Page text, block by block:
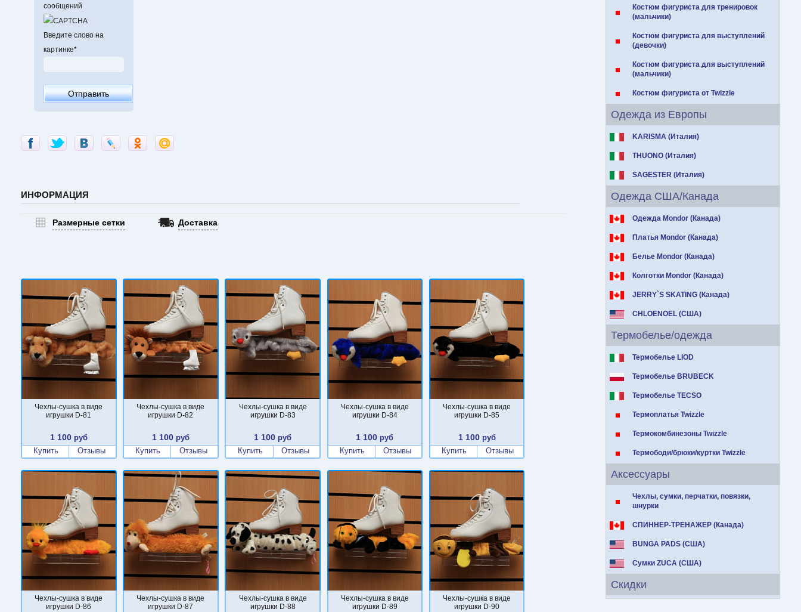
Костюм фигуриста для тренировок
(мальчики)
Костюм фигуриста для выступлений
(девочки)
Костюм фигуриста для выступлений
(мальчики)
Костюм фигуриста от Twizzle
Одежда из Европы
KARISMA (Италия)
THUONO (Италия)
SAGESTER (Италия)
Одежда США/Канада
Одежда Mondor (Канада)
Платья Mondor (Канада)
Белье Mondor (Канада)
Колготки Mondor (Канада)
JERRY`S SKATING (Канада)
CHLOENOEL (США)
Термобелье/одежда
Термобелье LIOD
Термобелье BRUBECK
Термобелье TECSO
Термоплатья Twizzle
Термокомбинезоны Twizzle
Термободи/брюки/куртки Twizzle
Аксессуары
Чехлы, сумки, перчатки, повязки,
шнурки
СПИННЕР-ТРЕНАЖЕР (Канада)
BUNGA PADS (США)
Сумки ZUCA (США)
Скидки
сообщений
Введите слово на
картинке*
ИНФОРМАЦИЯ
Размерные сетки Доставка
Чехлы-сушка в виде
игрушки D-81
1 100руб
Купить
Отзывы
Чехлы-сушка в виде
игрушки D-82
1 100руб
Купить
Отзывы
Чехлы-сушка в виде
игрушки D-83
1 100 руб
Купить
Отзывы
Чехлы-сушка в виде
игрушки D-84
1 100 руб
Купить
Отзывы
Чехлы-сушка в виде
игрушки D-85
1 100руб
Купить
Отзывы
Чехлы-сушка в виде
игрушки D-86
Чехлы-сушка в виде
игрушки D-87
Чехлы-сушка в виде
игрушки D-88
Чехлы-сушка в виде
игрушки D-89
Чехлы-сушка в виде
игрушки D-90